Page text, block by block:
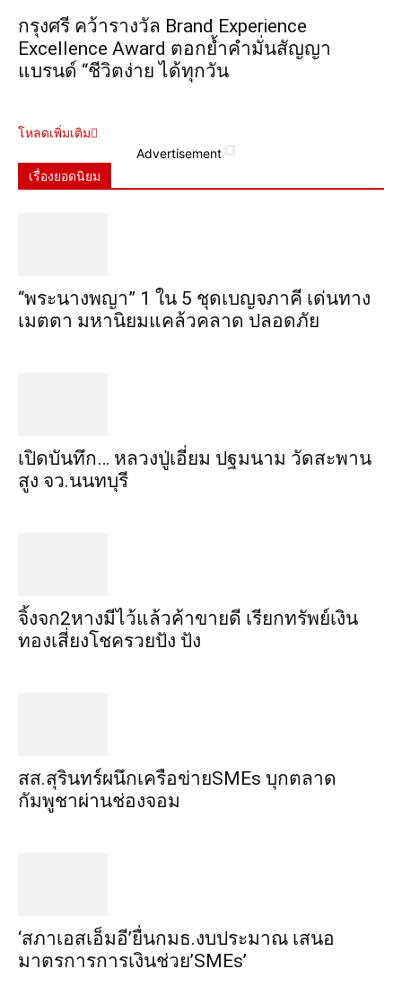
กรุงศรี คว้ารางวัล Brand Experience
Excellence Award ตอกย้ำคำมั่นสัญญา
แบรนด์ “ชีวิตง่าย ได้ทุกวัน
โหลดเพิ่มเติม
Advertisement
เรื่องยอดนิยม
“พระ​นาง​พญา” 1 ใน 5​ ชุดเบญจ​ภาคี​ เด่นทาง
เมตตา​ มหา​นิยม​แคล้วคลาด​ ปลอดภัย​
เปิดบันทึก… หลวงปู่เอี่ยม ​ปฐม​นาม​ วัดสะพาน
สูง​ จว.นนทบุรี
จิ้งจก​2​หาง​มีไว้แล้ว​ค้าขาย​ดี​ เรียก​ทรัพย์เงิน
ทอง​เสี่ยงโชค​รวยปัง​ ปัง​
สส.สุรินทร์ผนึกเครือข่ายSMEs บุกตลาด
กัมพูชาผ่านช่องจอม
‘สภาเอสเอ็มอี’ยื่นกมธ.งบประมาณ เสนอ
มาตรการการเงินช่วย’SMEs’